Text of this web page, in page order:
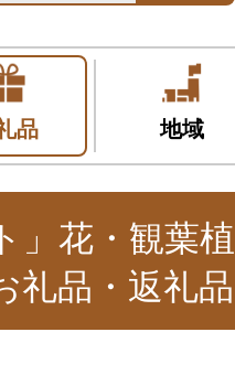
品 地域
」花・観葉
礼品・返礼